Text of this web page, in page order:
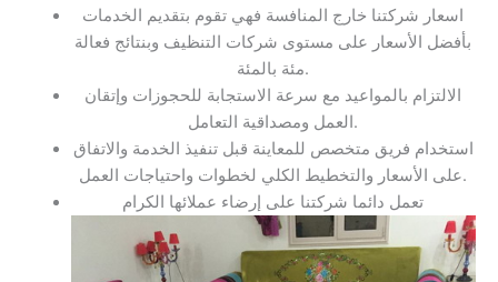
اسعار شركتنا خارج المنافسة فهي تقوم بتقديم الخدمات
بأفضل الأسعار على مستوى شركات التنظيف وبنتائج فعالة
مئة بالمئة.
الالتزام بالمواعيد مع سرعة الاستجابة للحجوزات وإتقان
العمل ومصداقية التعامل.
استخدام فريق متخصص للمعاينة قبل تنفيذ الخدمة والاتفاق
على الأسعار والتخطيط الكلي لخطوات واحتياجات العمل.
تعمل دائما شركتنا على إرضاء عملائها الكرام